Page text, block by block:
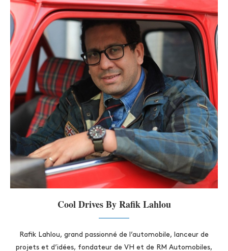
Cool Drives By Rafik Lahlou
Rafik Lahlou, grand passionné de l’automobile, lanceur de
projets et d’idées, fondateur de VH et de RM Automobiles,